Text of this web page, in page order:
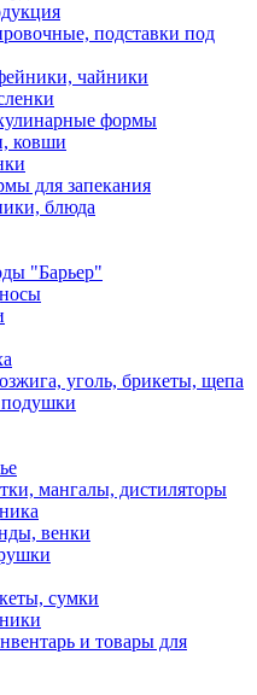
подставки под
чайники
формы
ковши
для запекания
блюда
"Барьер"
уголь, брикеты, щепа
мангалы, дистиляторы
венки
сумки
и товары для